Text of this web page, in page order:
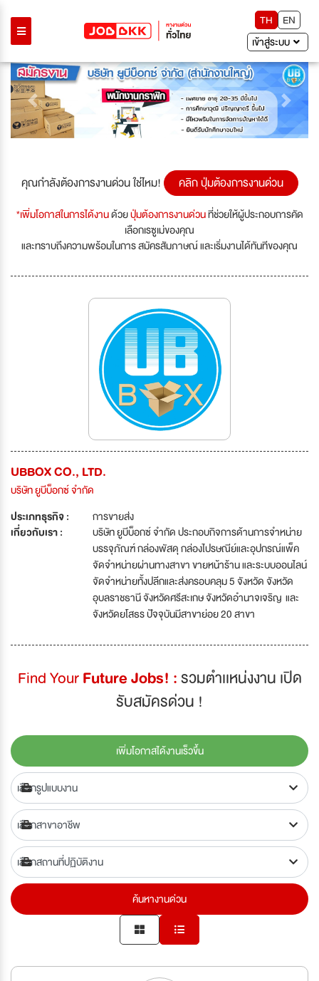
TH
EN
เข้าสู่ระบบ
Previous Next
คุณกำลังต้องการงานด่วน ใช่ไหม! คลิก ปุ่มต้องการงานด่วน
*เพิ่มโอกาสในการได้งานด้วยปุ่มต้องการงานด่วนที่ช่วยให้ผู้ประกอบการคัด
เลือกเรซูเม่ของคุณ
และทราบถึงความพร้อมในการ สมัครสัมภาษณ์ และเริ่มงานได้ทันทีของคุณ
UBBOX CO., LTD.
บริษัท ยูบีบ็อกซ์ จำกัด
ประเภทธุรกิจ :
การขายส่ง
เกี่ยวกับเรา :
บริษัท ยูบีบ็อกซ์ จำกัด ประกอบกิจการด้านการจำหน่าย
บรรจุภัณฑ์ กล่องพัสดุ กล่องไปรษณีย์และอุปกรณ์แพ็ค
จัดจำหน่ายผ่านทางสาขา ขายหน้าร้าน และระบบออนไลน์
จัดจำหน่ายทั้งปลีกและส่งครอบคลุม 5 จังหวัด จังหวัด
อุบลราชธานี จังหวัดศรีสะเกษ จังหวัดอำนาจเจริญ และ
จังหวัดยโสธร ปัจจุบันมีสาขาย่อย 20 สาขา
Find YourFuture Jobs! :รวมตำเเหน่งงาน เปิด
รับสมัครด่วน !
เพิ่มโอกาสได้งานเร็วขึ้น
ค้นหางานด่วน